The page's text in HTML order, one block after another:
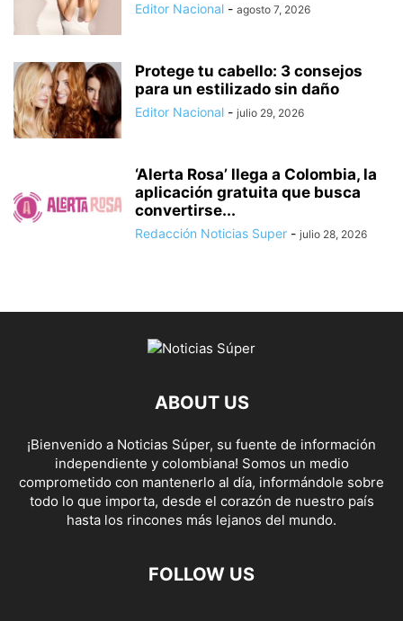
Editor Nacional - agosto 7, 2026
Protege tu cabello: 3 consejos
para un estilizado sin daño
Editor Nacional - julio 29, 2026
‘Alerta Rosa’ llega a Colombia, la
aplicación gratuita que busca
convertirse...
Redacción Noticias Super - julio 28, 2026
ABOUT US
¡Bienvenido a Noticias Súper, su fuente de información
independiente y colombiana! Somos un medio
comprometido con mantenerlo al día, informándole sobre
todo lo que importa, desde el corazón de nuestro país
hasta los rincones más lejanos del mundo.
FOLLOW US